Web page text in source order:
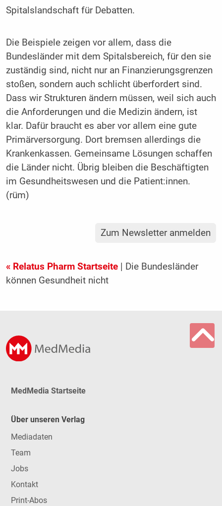
Spitalslandschaft für Debatten.
Die Beispiele zeigen vor allem, dass die
Bundesländer mit dem Spitalsbereich, für den sie
zuständig sind, nicht nur an Finanzierungsgrenzen
stoßen, sondern auch schlicht überfordert sind.
Dass wir Strukturen ändern müssen, weil sich auch
die Anforderungen und die Medizin ändern, ist
klar. Dafür braucht es aber vor allem eine gute
Primärversorgung. Dort bremsen allerdings die
Krankenkassen. Gemeinsame Lösungen schaffen
die Länder nicht. Übrig bleiben die Beschäftigten
im Gesundheitswesen und die Patient:innen.
(rüm)
Zum Newsletter anmelden
« Relatus Pharm Startseite| Die Bundesländer
können Gesundheit nicht
MedMedia Startseite
Über unseren Verlag
Mediadaten
Team
Jobs
Kontakt
Print-Abos